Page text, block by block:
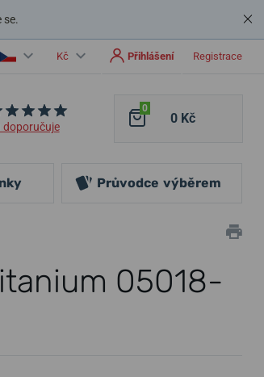
Kč Přihlášení Registrace
doporučuje
0
0 Kč
Průvodce výběrem
05018-